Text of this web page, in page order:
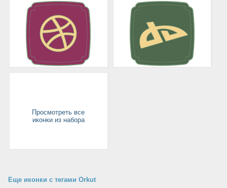
Просмотреть все
иконки из набора
Еще иконки с тегами Orkut